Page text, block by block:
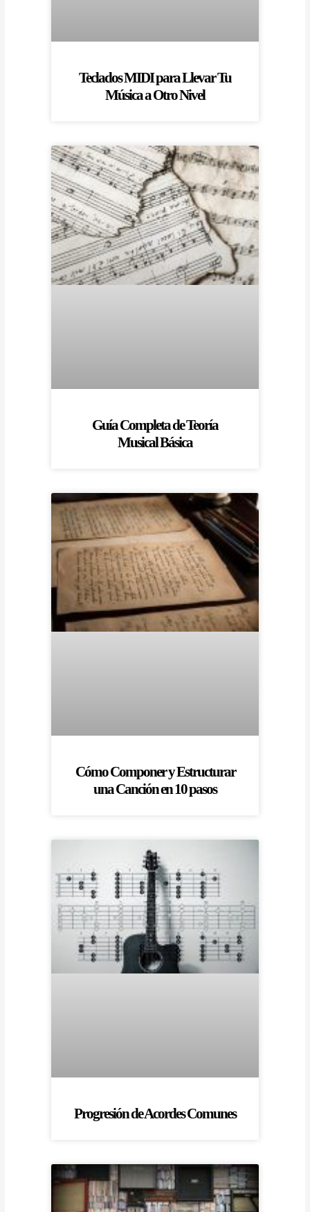
Teclados MIDI para Llevar Tu
Música a Otro Nivel
Guía Completa de Teoría
Musical Básica
Cómo Componer y Estructurar
una Canción en 10 pasos
Progresión de Acordes Comunes